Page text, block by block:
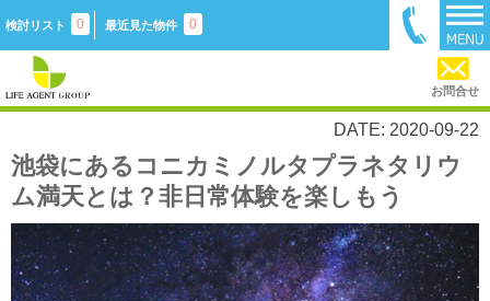
検討リスト 0 最近見た物件 0
お問合せ
DATE: 2020-09-22
池袋にあるコニカミノルタプラネタリウ
ム満天とは？非日常体験を楽しもう